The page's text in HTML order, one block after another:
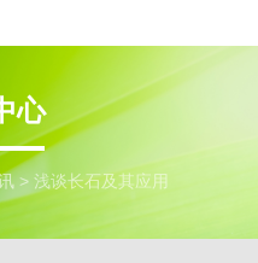
心
> 浅谈长石及其应用